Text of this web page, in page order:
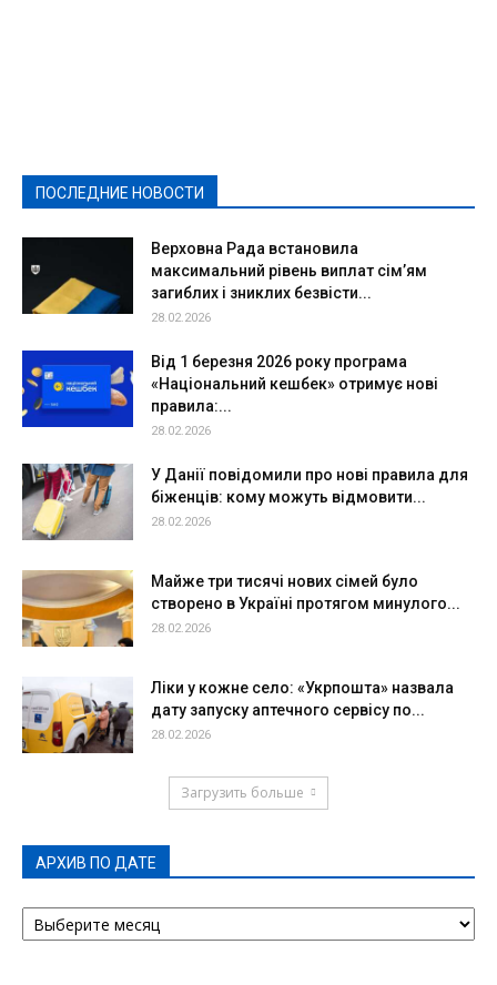
ПОСЛЕДНИЕ НОВОСТИ
Верховна Рада встановила
максимальний рівень виплат сім’ям
загиблих і зниклих безвісти...
28.02.2026
Від 1 березня 2026 року програма
«Національний кешбек» отримує нові
правила:...
28.02.2026
У Данії повідомили про нові правила для
біженців: кому можуть відмовити...
28.02.2026
Майже три тисячі нових сімей було
створено в Україні протягом минулого...
28.02.2026
Ліки у кожне село: «Укрпошта» назвала
дату запуску аптечного сервісу по...
28.02.2026
Загрузить больше
АРХИВ ПО ДАТЕ
АРХИВ
ПО